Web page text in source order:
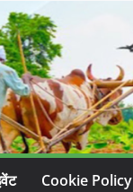
Cookie Policy